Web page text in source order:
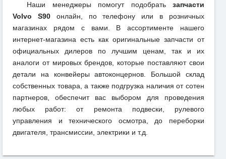
Наши менеджеры помогут подобрать запчасти
Volvo S90онлайн, по телефону или в розничных
магазинах рядом с вами. В ассортименте нашего
интернет-магазина есть как оригинальные запчасти от
официальных дилеров по лучшим ценам, так и их
аналоги от мировых брендов, которые поставляют свои
детали на конвейеры автоконцернов. Большой склад
собственных товара, а также подгрузка наличия от сотен
партнеров, обеспечит вас выбором для проведения
любых работ: от ремонта подвески, рулевого
управления и технического осмотра, до переборки
двигателя, трансмиссии, электрики и т.д.